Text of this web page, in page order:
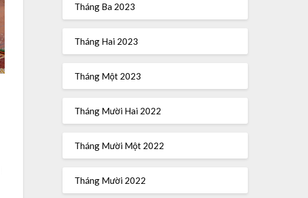
Tháng Ba 2023
Tháng Hai 2023
Tháng Một 2023
Tháng Mười Hai 2022
Tháng Mười Một 2022
Tháng Mười 2022